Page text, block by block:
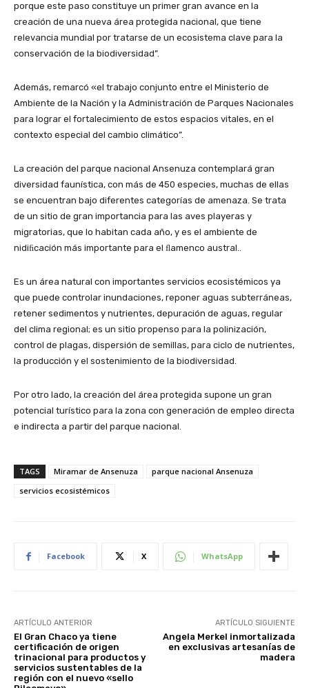
porque este paso constituye un primer gran avance en la
creación de una nueva área protegida nacional, que tiene
relevancia mundial por tratarse de un ecosistema clave para la
conservación de la biodiversidad”.
Además, remarcó «el trabajo conjunto entre el Ministerio de
Ambiente de la Nación y la Administración de Parques Nacionales
para lograr el fortalecimiento de estos espacios vitales, en el
contexto especial del cambio climático”.
La creación del parque nacional Ansenuza contemplará gran
diversidad faunística, con más de 450 especies, muchas de ellas
se encuentran bajo diferentes categorías de amenaza. Se trata
de un sitio de gran importancia para las aves playeras y
migratorias, que lo habitan cada año, y es el ambiente de
nidiﬁcación más importante para el ﬂamenco austral..
Es un área natural con importantes servicios ecosistémicos ya
que puede controlar inundaciones, reponer aguas subterráneas,
retener sedimentos y nutrientes, depuración de aguas, regular
del clima regional; es un sitio propenso para la polinización,
control de plagas, dispersión de semillas, para ciclo de nutrientes,
la producción y el sostenimiento de la biodiversidad.
Por otro lado, la creación del área protegida supone un gran
potencial turístico para la zona con generación de empleo directa
e indirecta a partir del parque nacional.
TAGS Miramar de Ansenuza
parque nacional Ansenuza
servicios ecosistémicos
Facebook X WhatsApp
ARTÍCULO ANTERIOR
El Gran Chaco ya tiene
certificación de origen
trinacional para productos y
servicios sustentables de la
región con el nuevo «sello
ARTÍCULO SIGUIENTE
Angela Merkel inmortalizada
en exclusivas artesanías de
madera